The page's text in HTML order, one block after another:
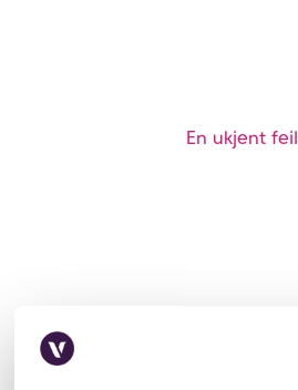
En ukjent